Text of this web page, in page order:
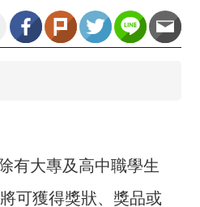
有大專及高中職學生
可獲得獎狀、獎品或